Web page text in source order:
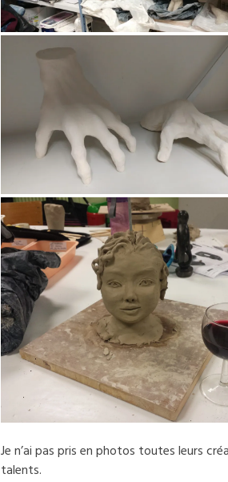
Je n’ai pas pris en photos toutes leurs
talents.